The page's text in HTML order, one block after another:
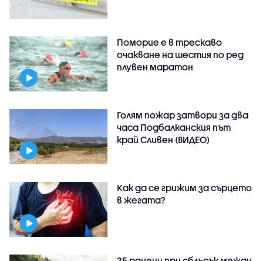
Поморие е в трескаво
очакване на шестия по ред
плувен маратон
Голям пожар затвори за два
часа Подбалканския път
край Сливен (ВИДЕО)
Как да се грижим за сърцето
в жегата?